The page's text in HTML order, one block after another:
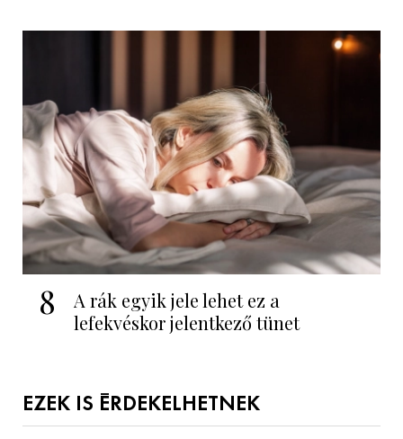
8
A rák egyik jele lehet ez a
lefekvéskor jelentkező tünet
EZEK IS ÉRDEKELHETNEK